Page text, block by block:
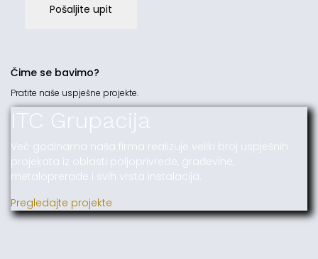
Pošaljite upit
Čime se bavimo?
Pratite naše uspješne projekte.
ITC Grupacija
Već godinama naša firma realizuje veliki broj uspješnih
projekata iz oblasti poljoprivrede, građevine,
metaloprerade i svih vrsta instalacija.
Pregledajte projekte